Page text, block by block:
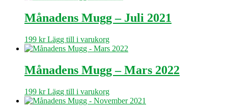
Månadens Mugg – Juli 2021
199 kr Lägg till i varukorg
Månadens Mugg – Mars 2022
199 kr Lägg till i varukorg